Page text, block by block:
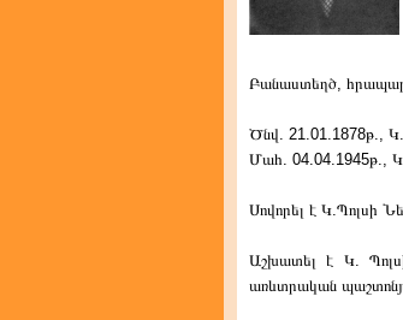
Բանաստեղծ,
Ծնվ. 21.01.1878թ.,
Մահ. 04.04.1945թ.,
Սովորել է Կ.Պոլսի
Աշխատել է Կ. Պոլսի
առևտրական